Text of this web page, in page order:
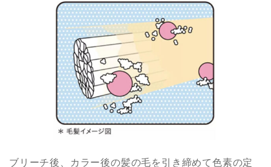
ブリーチ後、カラー後の髪の毛を引き締めて色素の定